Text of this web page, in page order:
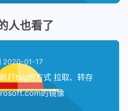
人也看了
2020-01-17
打tag的方式 拉取、转存
的镜像